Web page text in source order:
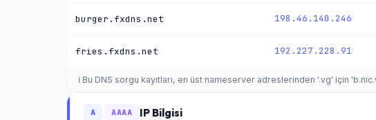
burger.fxdns.net 198.46.140.246
fries.fxdns.net 192.227.228.91
ℹ️ Bu DNS sorgu kayıtları, en üst nameserver adreslerinden '.vg' için
A AAAA IP Bilgisi